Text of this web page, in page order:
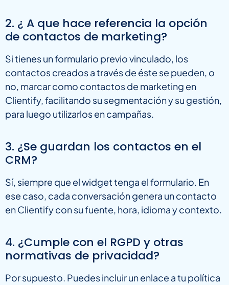
2. ¿ A que hace referencia la opción
de contactos de marketing?
Si tienes un formulario previo vinculado, los
contactos creados a través de éste se pueden, o
no, marcar como contactos de marketing en
Clientify, facilitando su segmentación y su gestión,
para luego utilizarlos en campañas.
3. ¿Se guardan los contactos en el
CRM?
Sí, siempre que el widget tenga el formulario. En
ese caso, cada conversación genera un contacto
en Clientify con su fuente, hora, idioma y contexto.
4. ¿Cumple con el RGPD y otras
normativas de privacidad?
Por supuesto. Puedes incluir un enlace a tu política